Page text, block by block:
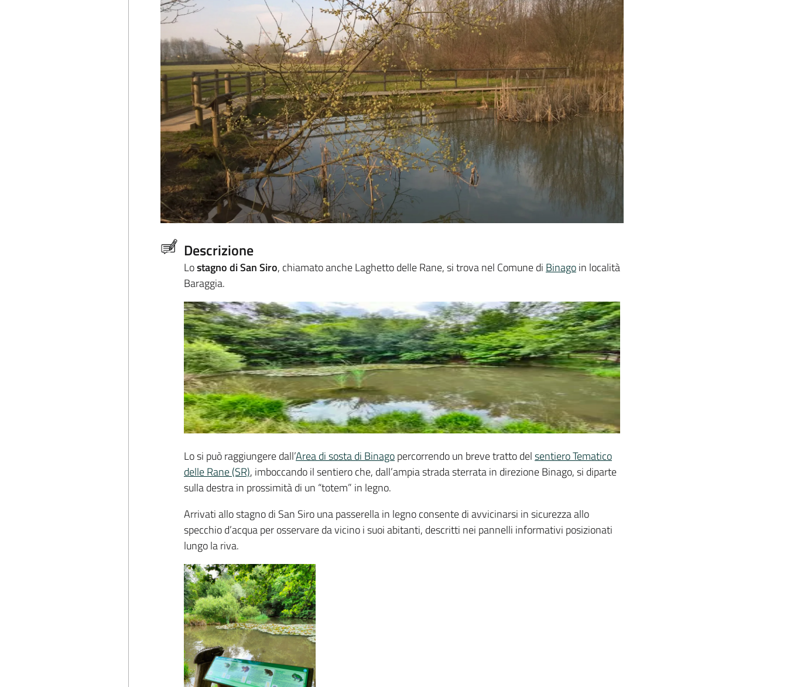
Descrizione
Lostagno di San Siro, chiamato anche Laghetto delle Rane, si trova nel Comune di Binagoin località
Baraggia.
Lo si può raggiungere dall’Area di sosta di Binagopercorrendo un breve tratto delsentiero Tematico
delle Rane (SR), imboccando il sentiero che, dall’ampia strada sterrata in direzione Binago, si diparte
sulla destra in prossimità di un “totem” in legno.
Arrivati allo stagno di San Siro una passerella in legno consente di avvicinarsi in sicurezza allo
specchio d’acqua per osservare da vicino i suoi abitanti, descritti nei pannelli informativi posizionati
lungo la riva.